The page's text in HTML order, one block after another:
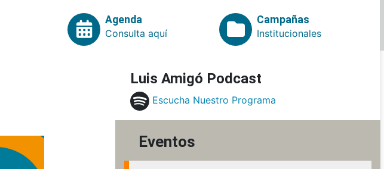
Agenda
Consulta aquí
Campañas
Institucionales
Luis Amigó Podcast
Escucha Nuestro Programa
Eventos